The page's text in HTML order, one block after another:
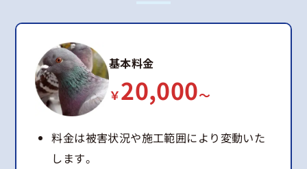
基本料金
￥20,000～
料金は被害状況や施工範囲により変動いた
します。